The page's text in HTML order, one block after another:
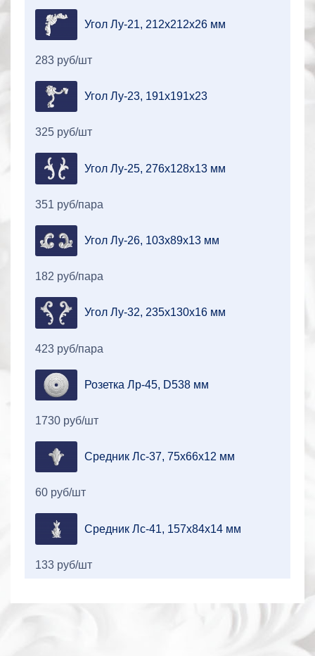
Угол Лу-21, 212х212х26 мм
283 руб/шт
Угол Лу-23, 191х191х23
325 руб/шт
Угол Лу-25, 276х128х13 мм
351 руб/пара
Угол Лу-26, 103х89х13 мм
182 руб/пара
Угол Лу-32, 235х130х16 мм
423 руб/пара
Розетка Лр-45, D538 мм
1730 руб/шт
Средник Лс-37, 75х66х12 мм
60 руб/шт
Средник Лс-41, 157х84х14 мм
133 руб/шт